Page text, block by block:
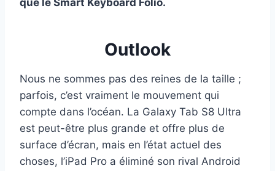
que le Smart Keyboard Folio.
Outlook
Nous ne sommes pas des reines de la taille ;
parfois, c’est vraiment le mouvement qui
compte dans l’océan. La Galaxy Tab S8 Ultra
est peut-être plus grande et offre plus de
surface d’écran, mais en l’état actuel des
choses, l’iPad Pro a éliminé son rival Android